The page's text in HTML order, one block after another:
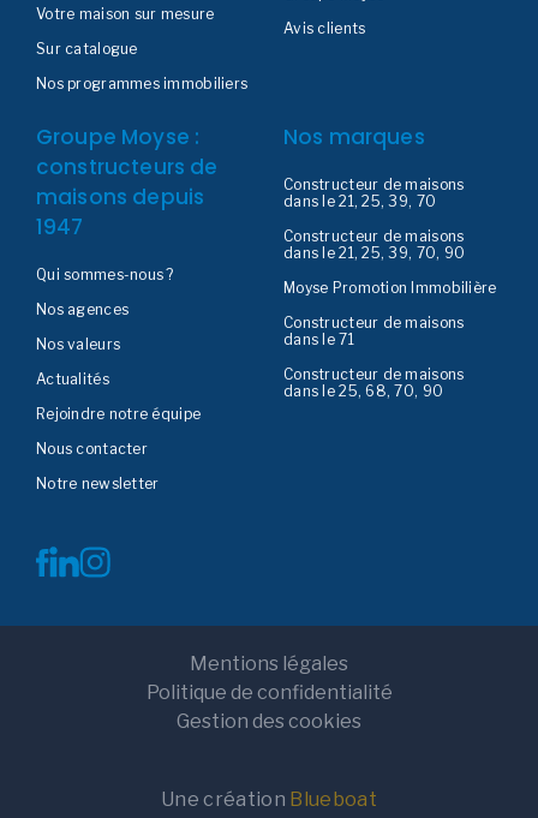
Votre maison sur mesure
Sur catalogue
Nos programmes immobiliers
Avis clients
Groupe Moyse :
constructeurs de
maisons depuis
1947
Qui sommes-nous ?
Nos agences
Nos valeurs
Actualités
Rejoindre notre équipe
Nous contacter
Notre newsletter
Nos marques
Constructeur de maisons
dans le 21, 25, 39, 70
Constructeur de maisons
dans le 21, 25, 39, 70, 90
Moyse Promotion Immobilière
Constructeur de maisons
dans le 71
Constructeur de maisons
dans le 25, 68, 70, 90
Mentions légales
Politique de confidentialité
Gestion des cookies
Une création Blueboat